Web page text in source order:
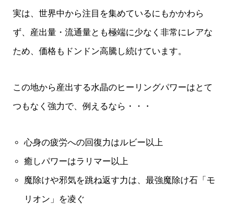
実は、世界中から注目を集めているにもかかわら
ず、産出量・流通量とも極端に少なく非常にレアな
ため、価格もドンドン高騰し続けています。
この地から産出する水晶のヒーリングパワーはとて
つもなく強力で、例えるなら・・・
心身の疲労への回復力はルビー以上
癒しパワーはラリマー以上
魔除けや邪気を跳ね返す力は、最強魔除け石「モ
リオン」を凌ぐ